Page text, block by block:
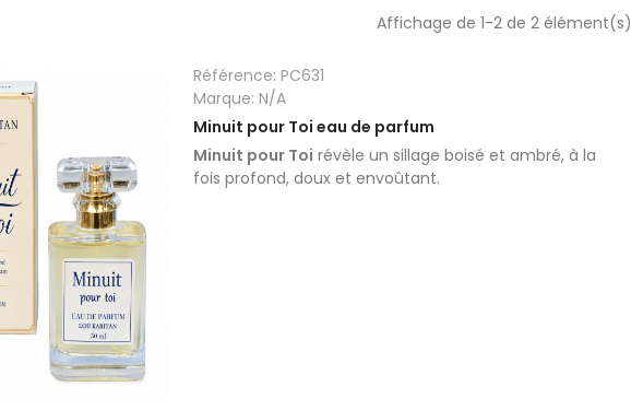
Affichage de 1-2 de 2 élément(s)
Référence: PC631
Marque: N/A
Minuit pour Toi eau de parfum
Minuit pour Toi révèle un sillage boisé et ambré, à la
fois profond, doux et envoûtant.
Savon Karité Amande
Douce
5,80 €